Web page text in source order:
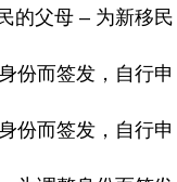
的父母 – 为新移民
份而签发，自行申
份而签发，自行申